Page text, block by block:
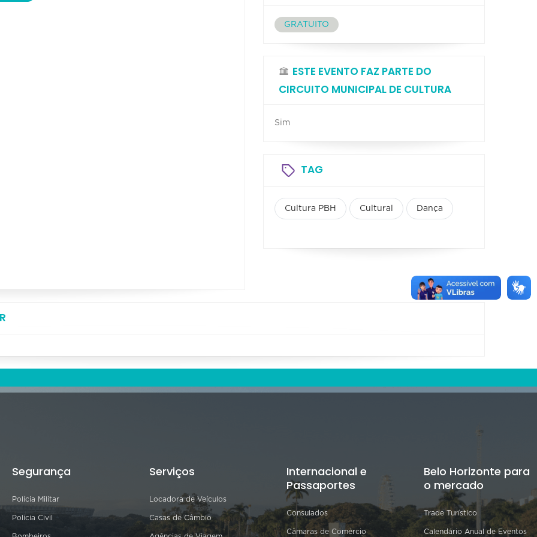
GRATUITO
ESTE EVENTO FAZ PARTE DO
CIRCUITO MUNICIPAL DE CULTURA
Sim
TAG
Cultura PBH Cultural Dança
Segurança
Polícia Militar
Polícia Civil
Serviços
Locadora de Veículos
Casas de Câmbio
Internacional e
Passaportes
Consulados
Câmaras de Comércio
Belo Horizonte para
o mercado
Trade Turístico
Calendário Anual de Eventos